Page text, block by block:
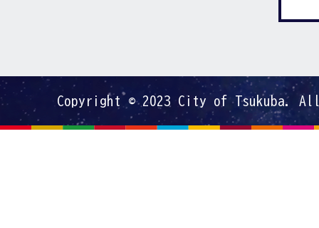
Copyright © 2023 City of Tsukuba.